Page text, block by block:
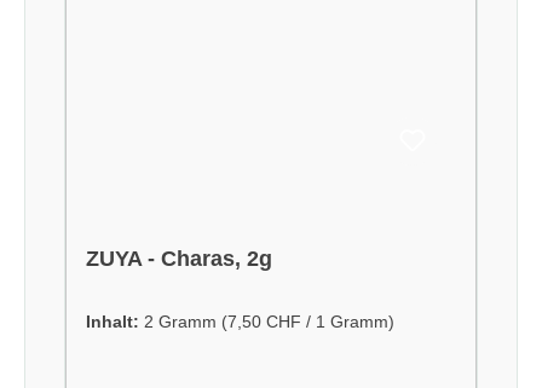
ZUYA - Charas, 2g
Inhalt: 2 Gramm (7,50 CHF / 1 Gramm)